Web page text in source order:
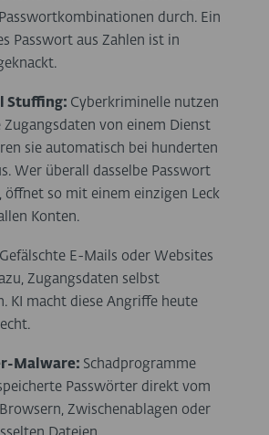
durch. Ein
Passwort aus Zahlen ist in
Stuffing: Cyberkriminelle nutzen
Zugangsdaten von einem Dienst
sie automatisch bei hunderten
Wer überall dasselbe Passwort
öffnet so mit einem einzigen Leck
Konten.
Gefälschte E-Mails oder Websites
Zugangsdaten selbst
KI macht diese Angriffe heute
Malware: Schadprogramme
Passwörter direkt vom
Zwischenablagen oder